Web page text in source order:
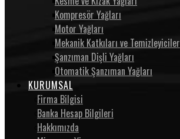
Kompresör Yağları
Motor Yağları
Mekanik Katkıları ve Temizleyiciler
Şanzıman Dişli Yağları
Otomatik Şanzıman Yağları
KURUMSAL
Firma Bilgisi
Banka Hesap Bilgileri
Hakkımızda